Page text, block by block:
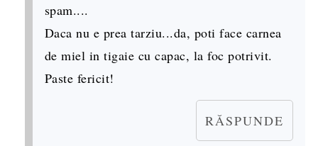
spam....
Daca nu e prea tarziu...da, poti face carnea
de miel in tigaie cu capac, la foc potrivit.
Paste fericit!
RĂSPUNDE